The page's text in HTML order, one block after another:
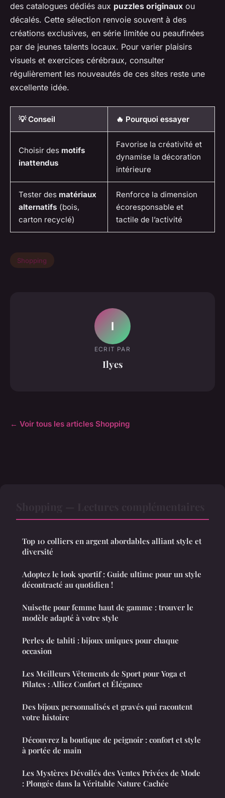
des catalogues dédiés aux puzzles originaux ou
décalés. Cette sélection renvoie souvent à des
créations exclusives, en série limitée ou peaufinées
par de jeunes talents locaux. Pour varier plaisirs
visuels et exercices cérébraux, consulter
régulièrement les nouveautés de ces sites reste une
excellente idée.
💡 Conseil 🔥 Pourquoi essayer
Choisir des motifs
inattendus
Favorise la créativité et
dynamise la décoration
intérieure
Tester des matériaux
alternatifs (bois,
carton recyclé)
Renforce la dimension
écoresponsable et
tactile de l’activité
Shopping
I
ECRIT PAR
Ilyes
← Voir tous les articles Shopping
Top 10 colliers en argent abordables alliant style et
diversité
Adoptez le look sportif : Guide ultime pour un style
décontracté au quotidien !
Nuisette pour femme haut de gamme : trouver le
modèle adapté à votre style
Perles de tahiti : bijoux uniques pour chaque
occasion
Les Meilleurs Vêtements de Sport pour Yoga et
Pilates : Alliez Confort et Élégance
Des bijoux personnalisés et gravés qui racontent
votre histoire
Découvrez la boutique de peignoir : confort et style
à portée de main
Les Mystères Dévoilés des Ventes Privées de Mode
: Plongée dans la Véritable Nature Cachée